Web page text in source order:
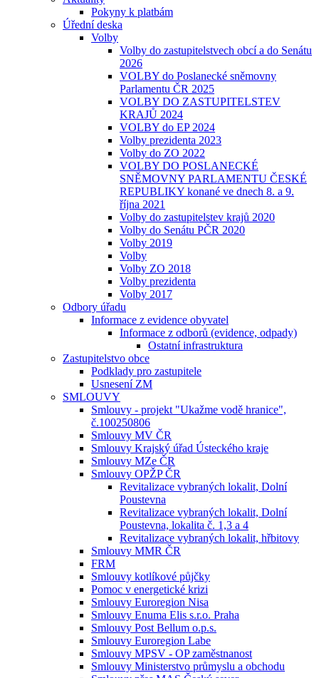
Pokyny k platbám
Úřední deska
Volby
Volby do zastupitelstvech obcí a do Senátu
2026
VOLBY do Poslanecké sněmovny
Parlamentu ČR 2025
VOLBY DO ZASTUPITELSTEV
KRAJŮ 2024
VOLBY do EP 2024
Volby prezidenta 2023
Volby do ZO 2022
VOLBY DO POSLANECKÉ
SNĚMOVNY PARLAMENTU ČESKÉ
REPUBLIKY konané ve dnech 8. a 9.
října 2021
Volby do zastupitelstev krajů 2020
Volby do Senátu PČR 2020
Volby 2019
Volby
Volby ZO 2018
Volby prezidenta
Volby 2017
Odbory úřadu
Informace z evidence obyvatel
Informace z odborů (evidence, odpady)
Ostatní infrastruktura
Zastupitelstvo obce
Podklady pro zastupitele
Usnesení ZM
SMLOUVY
Smlouvy - projekt "Ukažme vodě hranice",
č.100250806
Smlouvy MV ČR
Smlouvy Krajský úřad Ústeckého kraje
Smlouvy MZe ČR
Smlouvy OPŽP ČR
Revitalizace vybraných lokalit, Dolní
Poustevna
Revitalizace vybraných lokalit, Dolní
Poustevna, lokalita č. 1,3 a 4
Revitalizace vybraných lokalit, hřbitovy
Smlouvy MMR ČR
FRM
Smlouvy kotlíkové půjčky
Pomoc v energetické krizi
Smlouvy Euroregion Nisa
Smlouvy Enuma Elis s.r.o. Praha
Smlouvy Post Bellum o.p.s.
Smlouvy Euroregion Labe
Smlouvy MPSV - OP zaměstnanost
Smlouvy Ministerstvo průmyslu a obchodu